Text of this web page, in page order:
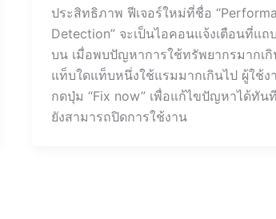
ประสิทธิภาพ ฟีเจอร์ใหม่ที่ชื่อ
Detection” จะเป็นไอคอนแจ้งเตือนที่แถ
บน เมื่อพบปัญหาการใช้ทรัพยากรมากเ
แท็บใดแท็บหนึ่งใช้แรมมากเกินไป ผู้ใช้ง
กดปุ่ม “Fix now” เพื่อแก้ไขปัญหาได้ทัน
ยังสามารถปิดการใช้งาน